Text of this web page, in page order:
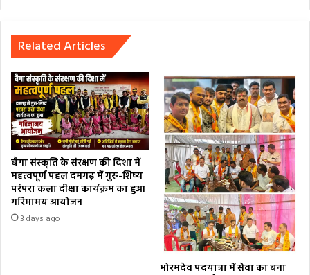
Related Articles
बैगा संस्कृति के संरक्षण की दिशा में
महत्वपूर्ण पहल दमगढ़ में गुरु-शिष्य
परंपरा कला दीक्षा कार्यक्रम का हुआ
गरिमामय आयोजन
3 days ago
भोरमदेव पदयात्रा में सेवा का बना